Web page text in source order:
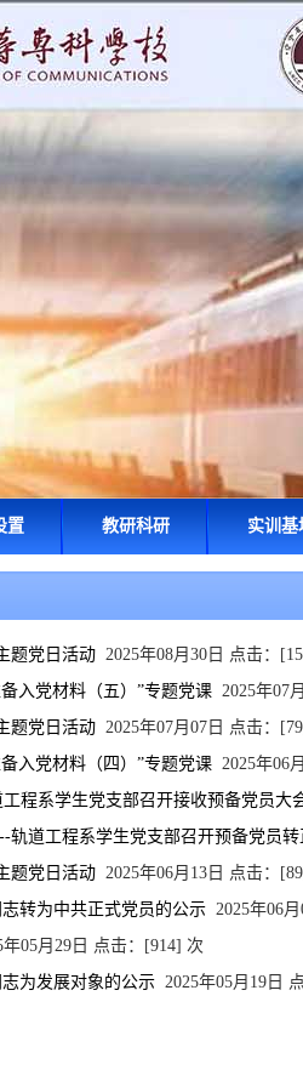
置 教研科研 实训基
题党日活动2025年08月30日 点击：[
入党材料（五）”专题党课2025年07
题党日活动2025年07月07日 点击：[79
入党材料（四）”专题党课2025年06
程系学生党支部召开接收预备党员大
轨道工程系学生党支部召开预备党员转
题党日活动2025年06月13日 点击：[89
转为中共正式党员的公示2025年06月
年05月29日 点击：[914] 次
为发展对象的公示2025年05月19日